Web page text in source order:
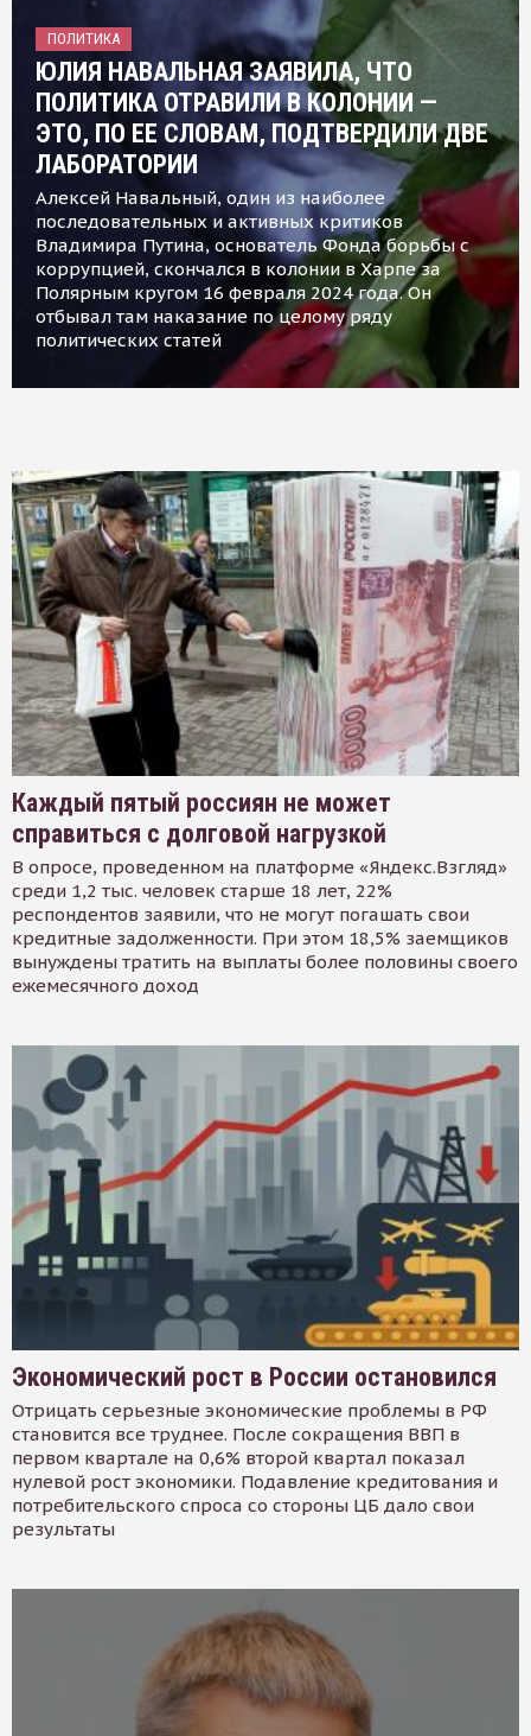
ПОЛИТИКА
ЮЛИЯ НАВАЛЬНАЯ ЗАЯВИЛА, ЧТО
ПОЛИТИКА ОТРАВИЛИ В КОЛОНИИ —
ЭТО, ПО ЕЕ СЛОВАМ, ПОДТВЕРДИЛИ ДВЕ
ЛАБОРАТОРИИ
Алексей Навальный, один из наиболее
последовательных и активных критиков
Владимира Путина, основатель Фонда борьбы с
коррупцией, скончался в колонии в Харпе за
Полярным кругом 16 февраля 2024 года. Он
отбывал там наказание по целому ряду
политических статей
Каждый пятый россиян не может
справиться с долговой нагрузкой
В опросе, проведенном на платформе «Яндекс.Взгляд»
среди 1,2 тыс. человек старше 18 лет, 22%
респондентов заявили, что не могут погашать свои
кредитные задолженности. При этом 18,5% заемщиков
вынуждены тратить на выплаты более половины своего
ежемесячного доход
Экономический рост в России остановился
Отрицать серьезные экономические проблемы в РФ
становится все труднее. После сокращения ВВП в
первом квартале на 0,6% второй квартал показал
нулевой рост экономики. Подавление кредитования и
потребительского спроса со стороны ЦБ дало свои
результаты